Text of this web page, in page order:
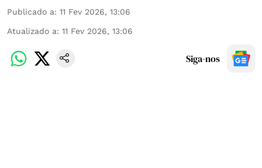
Publicado a: 11 Fev 2026, 13:06
Atualizado a: 11 Fev 2026, 13:06
Siga-nos